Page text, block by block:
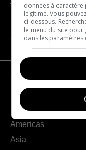
CATEGORIES
Geography
France
Europe
Americas
Asia
données à
légitime. Vous
ci-dessous.
le menu du site
dans les